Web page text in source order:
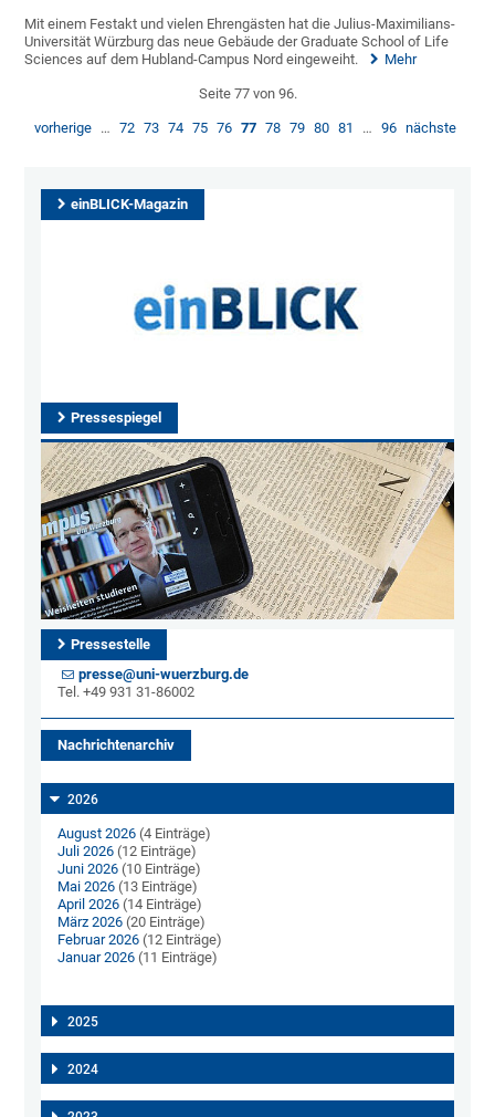
Mit einem Festakt und vielen Ehrengästen hat die Julius-Maximilians-
Universität Würzburg das neue Gebäude der Graduate School of Life
Sciences auf dem Hubland-Campus Nord eingeweiht.
Mehr
Seite 77 von 96.
vorherige … 72 73 74 75 76 77 78 79 80 81 … 96 nächste
einBLICK-Magazin
Pressespiegel
Pressestelle
presse@uni-wuerzburg.de
Tel. +49 931 31-86002
Nachrichtenarchiv
2026
August 2026 (4 Einträge)
Juli 2026 (12 Einträge)
Juni 2026 (10 Einträge)
Mai 2026 (13 Einträge)
April 2026 (14 Einträge)
März 2026 (20 Einträge)
Februar 2026 (12 Einträge)
Januar 2026 (11 Einträge)
2025
2024